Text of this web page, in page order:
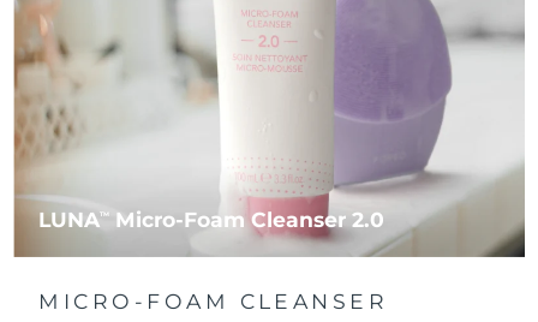
LUNATM Micro-Foam Cleanser 2.0
MICRO-FOAM CLEANSER